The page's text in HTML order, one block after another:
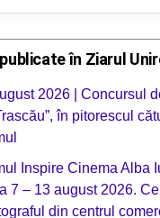
în Ziarul
2026 | Concursul
în pitorescul
Inspire Cinema Alba
7 – 13 august 2026.
din centrul